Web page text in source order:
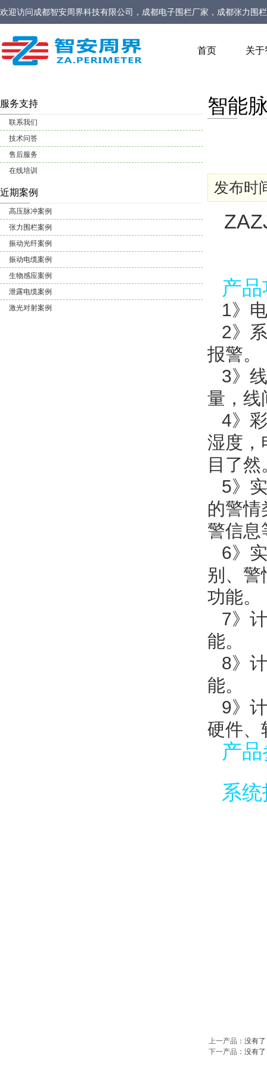
欢迎访问成都智安周界科技有限公司，成都电子围栏厂家，成都张力围
家，定位型振动光缆厂家，定位型振动光纤报警系统厂家，生物静电感
首页 关于
服务支持
联系我们
技术问答
售后服务
在线培训
近期案例
高压脉冲案例
张力围栏案例
振动光纤案例
振动电缆案例
生物感应案例
泄露电缆案例
激光对射案例
智能
发布时
产
1》
2》
报警。
3》
量，线
4》
湿度，
目了然
5》
的警情
警信息
6》
别、警
功能。
7》
能。
8》
能。
9》
硬件、
产品
系
上一产品 ：没有了
下一产品 ：没有了